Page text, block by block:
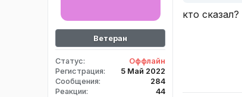
Ветеран
Статус
Оффлайн
Регистрация
5 Май 2022
Сообщения
284
Реакции
44
кто сказал?